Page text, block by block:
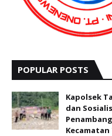
POPULAR POSTS
Kapolsek
dan
Kecamatan